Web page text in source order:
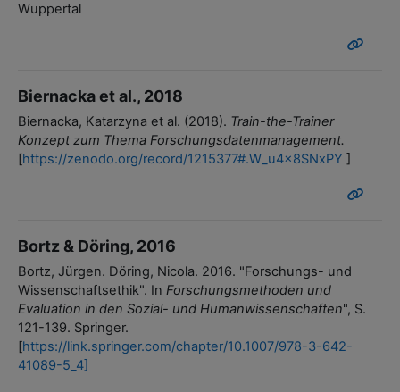
Wuppertal
Biernacka et al., 2018
Biernacka, Katarzyna et al. (2018). Train-the-Trainer
Konzept zum Thema Forschungsdatenmanagement.
[https://zenodo.org/record/1215377#.W_u4x8SNxPY ]
Bortz & Döring, 2016
Bortz, Jürgen. Döring, Nicola. 2016. "Forschungs- und
Wissenschaftsethik". In Forschungsmethoden und
Evaluation in den Sozial- und Humanwissenschaften", S.
121-139. Springer.
[https://link.springer.com/chapter/10.1007/978-3-642-
41089-5_4]